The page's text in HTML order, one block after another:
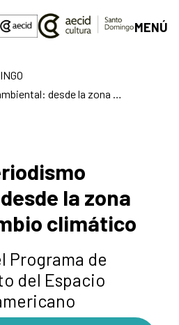
MENÚ
Taller de periodismo ambiental: desde la zona cero del cambio climático
la zona
climático
Programa de
del Espacio